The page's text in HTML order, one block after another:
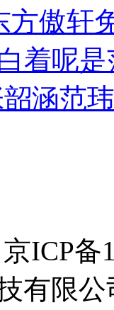
方傲轩
着呢
涵范
ICP备
有限公